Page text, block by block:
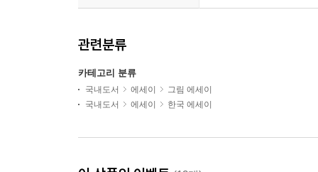
관련분류
카테고리 분류
국내도서 에세이
그림 에세이
국내도서
에세이 한국 에세이